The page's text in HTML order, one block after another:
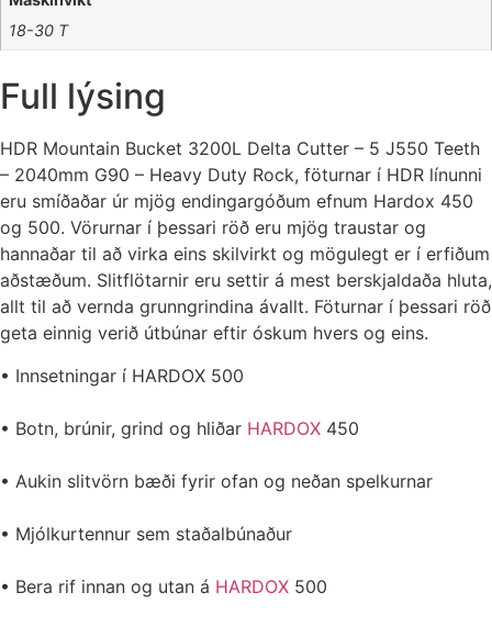
18-30 T
Full lýsing
HDR Mountain Bucket 3200L Delta Cutter – 5 J550 Teeth
– 2040mm G90 – Heavy Duty Rock, föturnar í HDR línunni
eru smíðaðar úr mjög endingargóðum efnum Hardox 450
og 500. Vörurnar í þessari röð eru mjög traustar og
hannaðar til að virka eins skilvirkt og mögulegt er í erfiðum
aðstæðum. Slitflötarnir eru settir á mest berskjaldaða hluta,
allt til að vernda grunngrindina ávallt. Föturnar í þessari röð
geta einnig verið útbúnar eftir óskum hvers og eins.
• Innsetningar í HARDOX 500
• Botn, brúnir, grind og hliðar HARDOX 450
• Aukin slitvörn bæði fyrir ofan og neðan spelkurnar
• Mjólkurtennur sem staðalbúnaður
• Bera rif innan og utan á HARDOX 500